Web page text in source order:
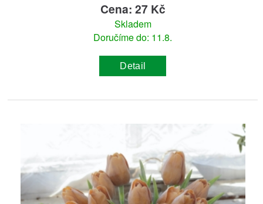
Cena: 27 Kč
Skladem
Doručíme do: 11.8.
Detail